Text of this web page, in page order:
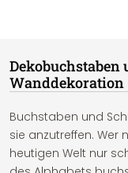
Wanddekoration
Buchstaben und
sie anzutreffen. Wer
heutigen Welt nur